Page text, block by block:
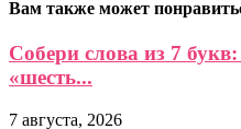
Вам также может
Собери слова из 7
«шесть...
7 августа, 2026